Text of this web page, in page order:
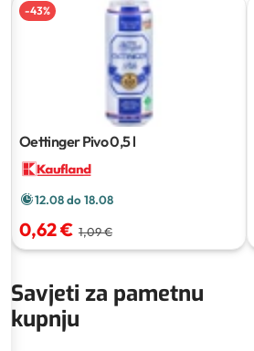
-43%
Oettinger Pivo0,5 l
12.08 do 18.08
0,62 € 1,09 €
Savjeti za pametnu
kupnju